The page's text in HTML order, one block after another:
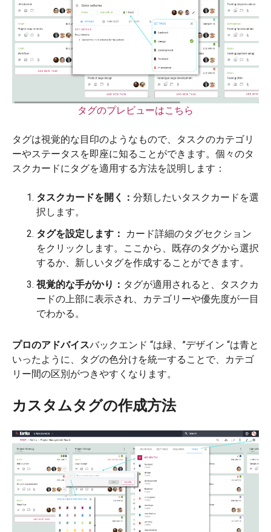
タグのプレビューはこちら
タグは視覚的な目印のようなもので、タスクのカテゴリ
ーやステータスを即座に知ることができます。個々のタ
スクカードにタグを適用する方法を説明します：
タスクカードを開く： 分類したいタスクカードを選
択します。
タグを設定します：
カード詳細のタグセクション
をクリックします。ここから、既存のタグから選択
するか、新しいタグを作成することができます。
視覚的な手がかり： タグが適用されると、タスクカ
ードの上部に表示され、カテゴリーや優先度が一目
でわかる。
プロのアドバイスバックエンド “は緑、”デザイン “は青と
いったように、タグの色分けを統一することで、カテゴ
リー間の区別がつきやすくなります。
カスタムタグの作成方法